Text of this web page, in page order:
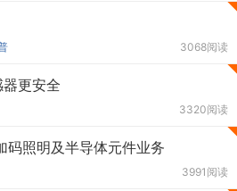
3068阅读
更安全
3320阅读
码照明及半导体元件业务
3991阅读